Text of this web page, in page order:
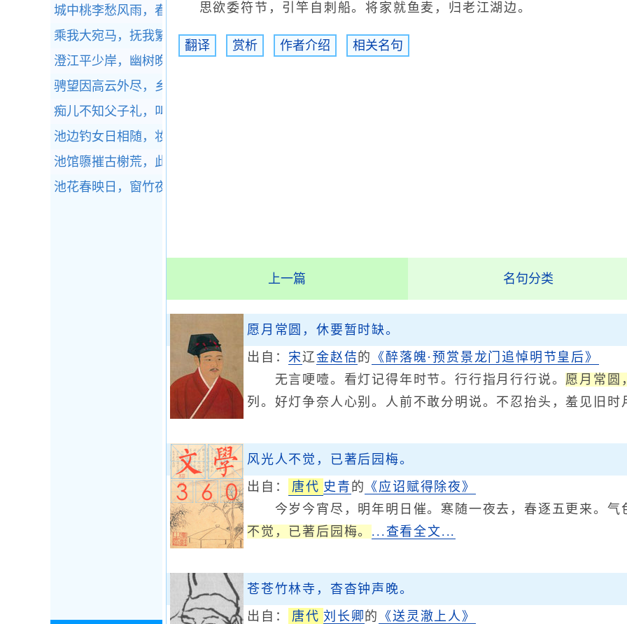
思欲委符节，引竿自刺船。将家就鱼麦，归老江湖边。
翻译 赏析 作者介绍 相关名句
上一篇 名句分类
愿月常圆，休要暂时缺。
出自：宋辽金赵佶 的 《醉落魄·预赏景龙门追悼明节皇后》
无言哽噎。看灯记得年时节。行行指月行行说。 愿月常圆
列。好灯争奈人心别。人前不敢分明说。不忍抬头，羞见旧时
风光人不觉，已著后园梅。
出自：
唐代 史青 的 《应诏赋得除夜》
今岁今宵尽，明年明日催。寒随一夜去，春逐五更来。气
不觉，已著后园梅。 ...查看全文...
苍苍竹林寺，杳杳钟声晚。
出自：
唐代 刘长卿 的 《送灵澈上人》
城中桃李愁风雨，春在溪头荠菜花。 全诗赏析
乘我大宛马，抚我繁弱弓。全诗赏析
澄江平少岸，幽树晚多花。全诗赏析
骋望因高云外尽，乡关回首愧烟萝。
痴儿不知父子礼，叫怒索饭啼门东。
池边钓女日相随，妆成照影竟来窥。
池馆隳摧古榭荒，此延嘉客会重阳。
池花春映日，窗竹夜鸣秋。